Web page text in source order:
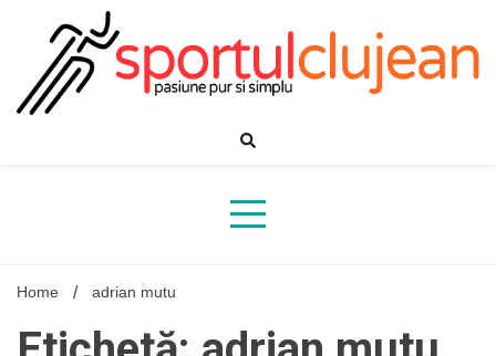
Home adrian mutu